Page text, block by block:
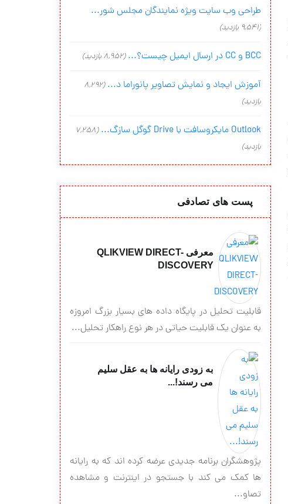
طراحی وب سایت ویژه نمایندگان مجلس شور...
(9,541 بازدید)
BCC و CC در ارسال ایمیل چیست؟... (8,952 بازدید)
آموزش ایجاد و نمایش تصاویر پانوراما د... (8,292
بازدید)
Outlook مایکروسافت با Drive گوگل سازگ...
(7,258
بازدید)
پست های تصادفی
معرفی QLIKVIEW DIRECT-
DISCOVERY
قابلیت تحلیل در پایگاه داده های بسیار بزرگ امروزه
به عنوان یک قابلیت حیاتی در هر نوع راهکار تحلیل...
به زودی رایانه ها به عقل سلیم
می رسند!...
پژوهشگران برنامه جدیدی عرضه کرده اند که به رایانه
ها کمک می کند با جستجو در اینترنت و مشاهده
تصاو...